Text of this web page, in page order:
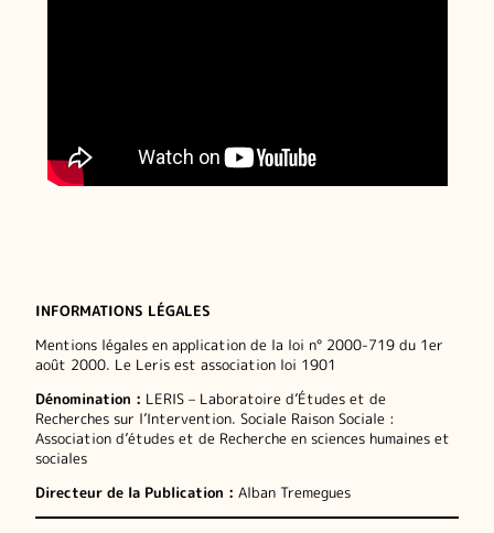
INFORMATIONS LÉGALES
Mentions légales en application de la loi n° 2000-719 du 1er
août 2000. Le Leris est association loi 1901
Dénomination : LERIS – Laboratoire d’Études et de
Recherches sur l’Intervention. Sociale Raison Sociale :
Association d’études et de Recherche en sciences humaines et
sociales
Directeur de la Publication : Alban Tremegues